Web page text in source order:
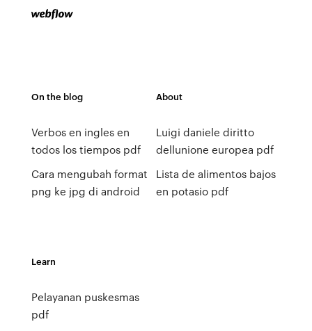
On the blog
Verbos en ingles en
todos los tiempos pdf
Cara mengubah format
png ke jpg di android
About
Luigi daniele diritto
dellunione europea pdf
Lista de alimentos bajos
en potasio pdf
Learn
Pelayanan puskesmas
pdf